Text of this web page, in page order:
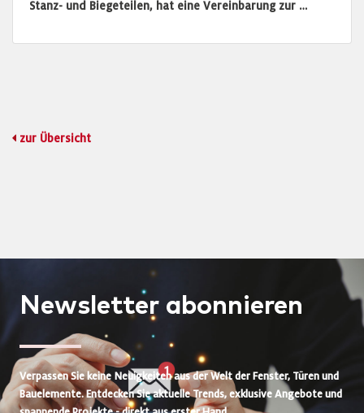
Stanz- und Biegeteilen, hat eine Vereinbarung zur …
zur Übersicht
Newsletter abonnieren
Verpassen Sie keine Neuigkeiten aus der Welt der Fenster, Türen und
Bauelemente. Entdecken Sie aktuelle Trends, exklusive Angebote und